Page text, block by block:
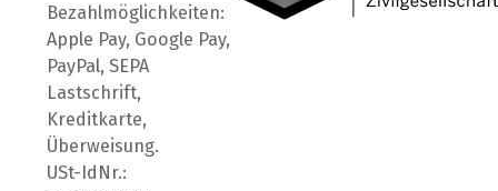
Bezahlmöglichkeiten:
Apple Pay, Google Pay,
PayPal, SEPA
Lastschrift,
Kreditkarte,
Überweisung.
USt-IdNr.: